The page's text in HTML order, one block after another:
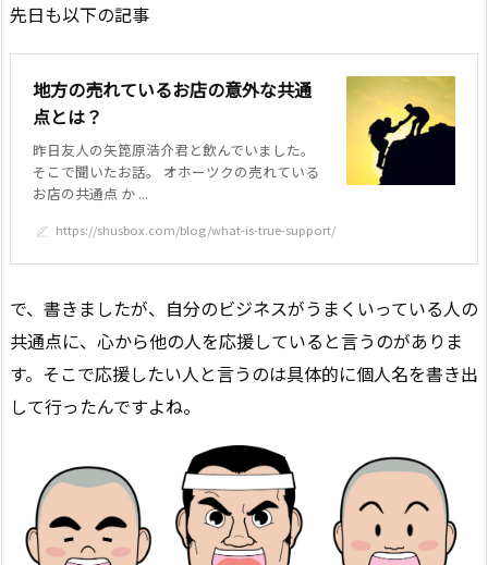
先日も以下の記事
地方の売れているお店の意外な共通
点とは？
昨日友人の矢箆原浩介君と飲んでいました。
そこで聞いたお話。 オホーツクの売れている
お店の共通点 か ...
https://shusbox.com/blog/what-is-true-support/
で、書きましたが、自分のビジネスがうまくいっている人の
共通点に、心から他の人を応援していると言うのがありま
す。そこで応援したい人と言うのは具体的に個人名を書き出
して行ったんですよね。